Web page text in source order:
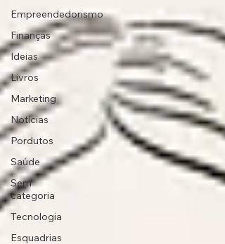
Empreendedorismo
Finanças
Ideias
Livros
Marketing
Notícias
Pordutos
Saúde
Sem
categoria
Tecnologia
Esquadrias